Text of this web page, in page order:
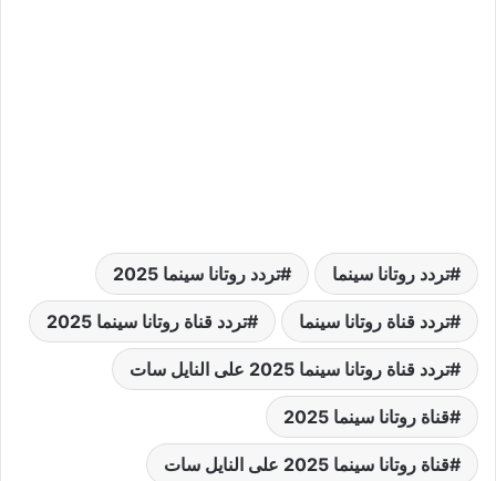
تردد روتانا سينما تردد روتانا سينما 2025
تردد قناة روتانا سينما تردد قناة روتانا سينما 2025
تردد قناة روتانا سينما 2025 على النايل سات
قناة روتانا سينما 2025
قناة روتانا سينما 2025 على النايل سات